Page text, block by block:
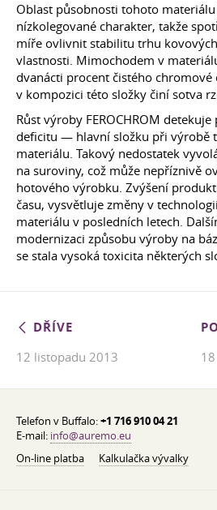
Oblast působnosti tohoto
nízkolegované charakter, takže
míře ovlivnit stabilitu trhu
vlastnosti. Mimochodem v
dvanácti procent čistého
v kompozici této složky činí sotva
Růst výroby FEROCHROM
deficitu — hlavní složku při výrobě
materiálu. Takový nedostatek
na suroviny, což může nepříznivě
hotového výrobku. Zvýšení
času, vysvětluje změny v
materiálu v posledních letech.
modernizaci způsobu výroby na
se stala vysoká toxicita některých
DŘÍVE
12 listopadu 2013
Telefon v Buffalo:+1 716 910 04 21
E-mail: info@auremo.eu
On-line platba
Kalkulačka vývalky